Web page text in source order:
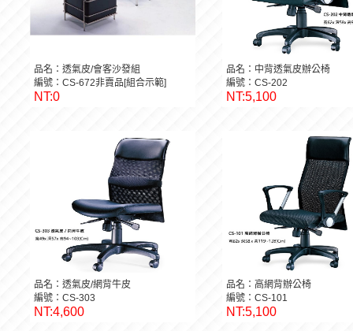
品名：透氣皮/會客沙發組
編號：CS-672非賣品[組合示範]
NT:0
品名：中背透氣皮辦公椅
編號：CS-202
NT:5,100
品名：透氣皮/網背牛皮
編號：CS-303
NT:4,600
品名：高網背辦公椅
編號：CS-101
NT:5,100